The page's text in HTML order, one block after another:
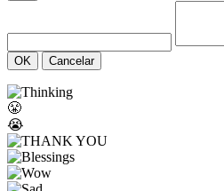
OK Cancelar
😤
😭